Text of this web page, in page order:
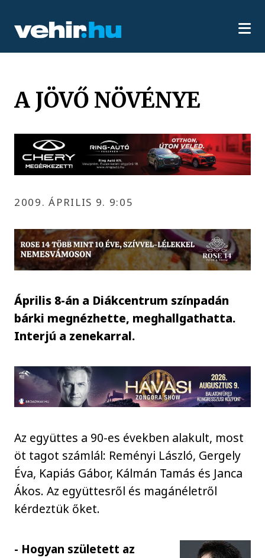
A JÖVŐ NÖVÉNYE
2009. ÁPRILIS 9. 9:05
Április 8-án a Diákcentrum színpadán
bárki megnézhette, meghallgathatta.
Interjú a zenekarral.
Az együttes a 90-es években alakult, most
öt tagot számlál: Reményi László, Gergely
Éva, Kapiás Gábor, Kálmán Tamás és Janca
Ákos. Az együttesről és magánéletről
kérdeztük őket.
- Hogyan született az